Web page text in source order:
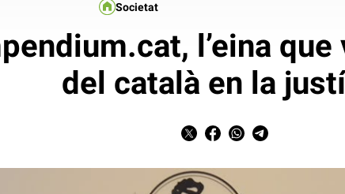
Societat
l’eina
del català en la